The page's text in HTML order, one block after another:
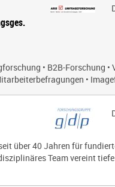
• B2B-Forschung
•
über 40 Jahren für
Team vereint